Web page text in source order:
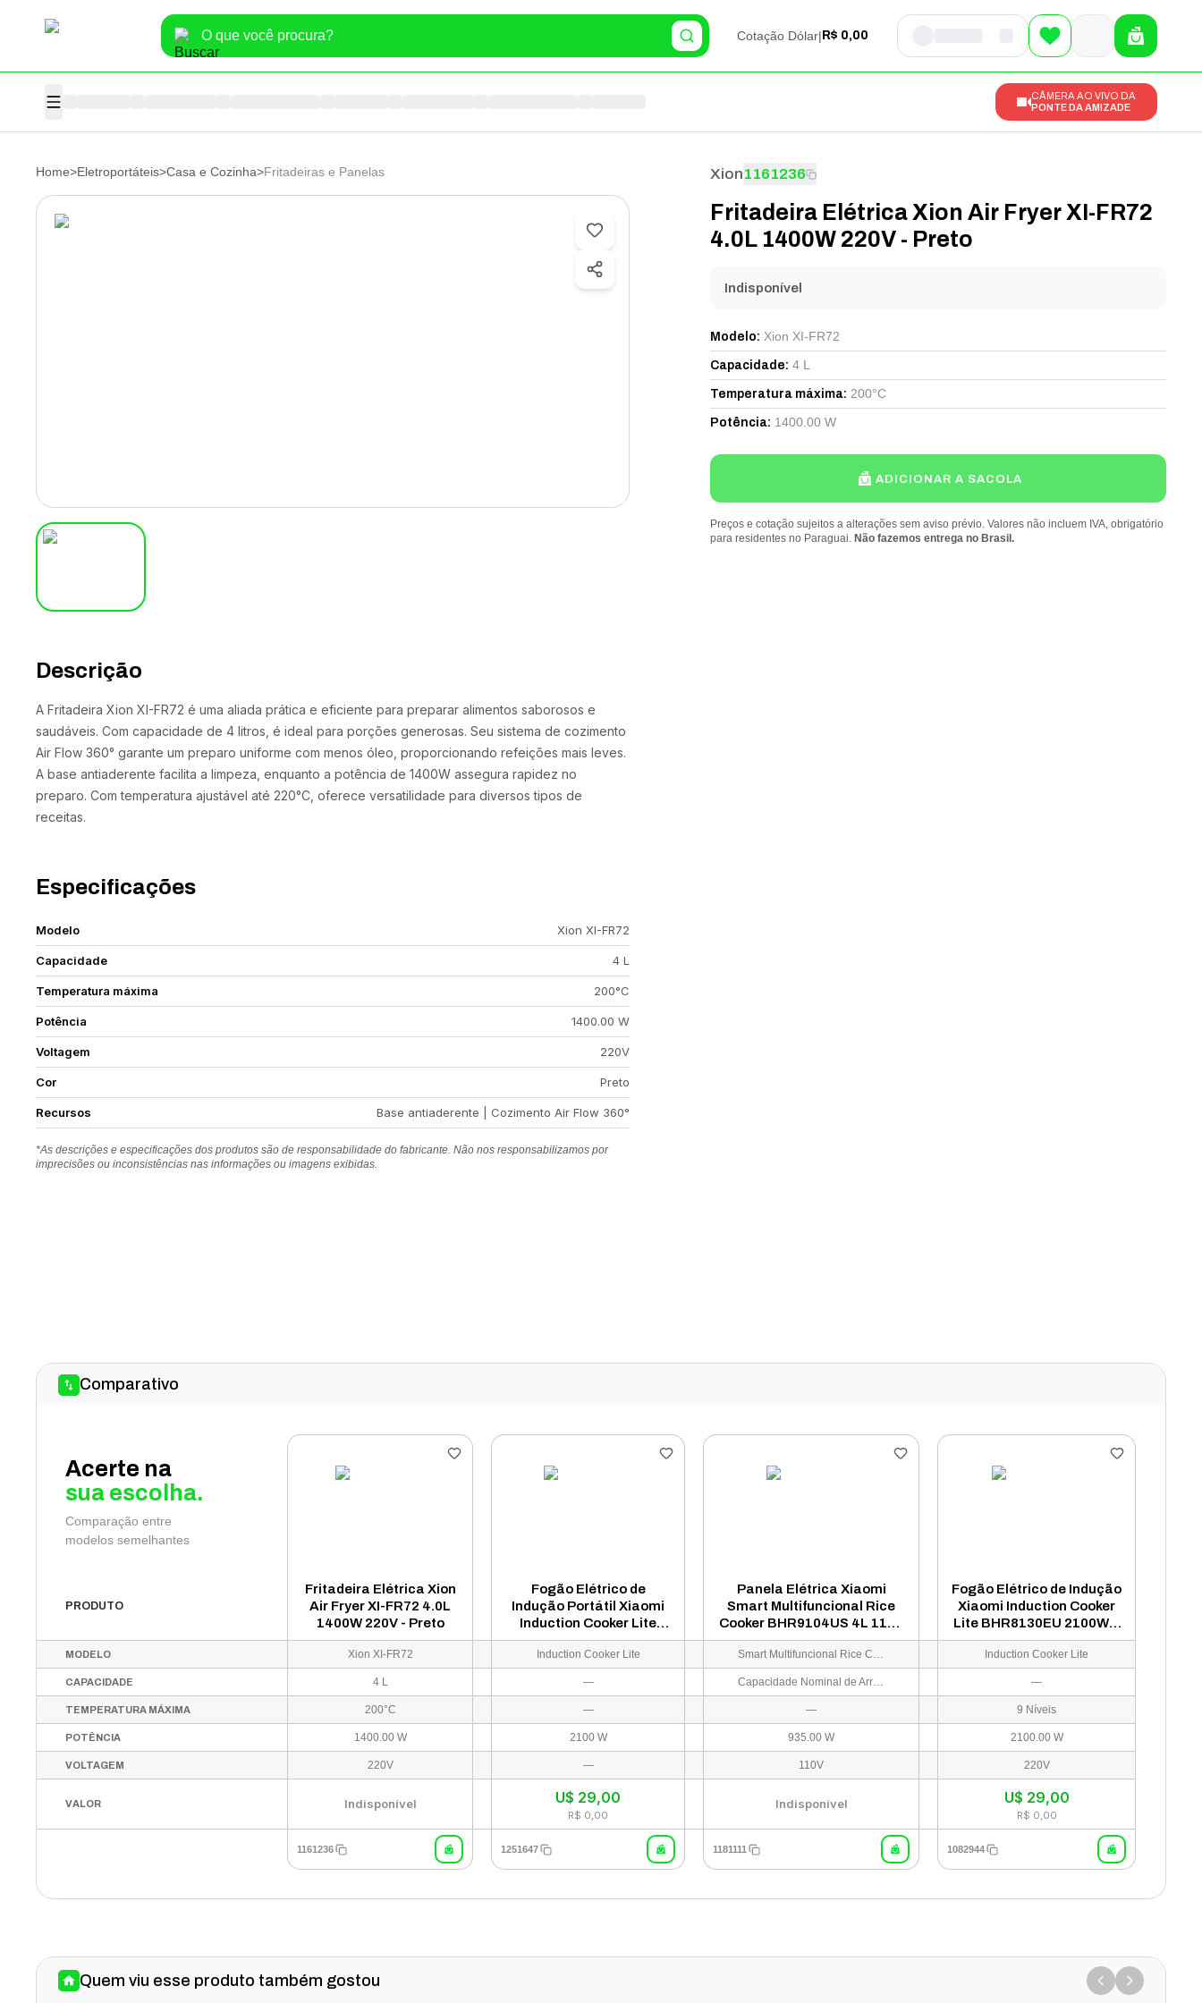
Cotação Dólar| R$ 0,00
CÂMERA AO VIVO DA
PONTE DA AMIZADE
Home>Eletroportáteis>Casa e Cozinha>Fritadeiras e Panelas
Descrição
A Fritadeira Xion XI-FR72 é uma aliada prática e eficiente para preparar alimentos saborosos e
saudáveis. Com capacidade de 4 litros, é ideal para porções generosas. Seu sistema de cozimento
Air Flow 360° garante um preparo uniforme com menos óleo, proporcionando refeições mais leves.
A base antiaderente facilita a limpeza, enquanto a potência de 1400W assegura rapidez no
preparo. Com temperatura ajustável até 220°C, oferece versatilidade para diversos tipos de
receitas.
Especificações
Modelo Xion XI-FR72
Capacidade 4 L
Temperatura máxima 200°C
Potência 1400.00 W
Voltagem 220V
Cor Preto
Recursos Base antiaderente | Cozimento Air Flow 360°
*As descrições e especificações dos produtos são de responsabilidade do fabricante. Não nos responsabilizamos por
imprecisões ou inconsistências nas informações ou imagens exibidas.
Xion1161236
Fritadeira Elétrica Xion Air Fryer XI-FR72
4.0L 1400W 220V - Preto
Indisponível
Modelo: Xion XI-FR72
Capacidade: 4 L
Temperatura máxima: 200°C
Potência: 1400.00 W
ADICIONAR A SACOLA
Preços e cotação sujeitos a alterações sem aviso prévio. Valores não incluem IVA, obrigatório
para residentes no Paraguai. Não fazemos entrega no Brasil.
Comparativo
Acerte na
sua escolha.
Comparação entre
modelos semelhantes
PRODUTO
Fritadeira Elétrica Xion
Air Fryer XI-FR72 4.0L
1400W 220V - Preto
Fogão Elétrico de
Indução Portátil Xiaomi
Induction Cooker Lite
BHR8134TW 110V -
Branco
Panela Elétrica Xiaomi
Smart Multifuncional Rice
Cooker BHR9104US 4L 110V
- Branco
Fogão Elétrico de Indução
Xiaomi Induction Cooker
Lite BHR8130EU 2100W 1
Boca - Branco
MODELO Xion XI-FR72 Induction Cooker Lite Smart Multifuncional Rice Cooker Induction Cooker Lite
CAPACIDADE 4 L — Capacidade Nominal de Arroz: 1.28 L | Capacidade Nominal de Água: 4L —
TEMPERATURA MÁXIMA 200°C — — 9 Níveis
POTÊNCIA 1400.00 W 2100 W 935.00 W 2100.00 W
VOLTAGEM 220V — 110V 220V
VALOR Indisponível U$ 29,00
R$ 0,00
Indisponível U$ 29,00
R$ 0,00
1161236 1251647 1181111 1082944
Quem viu esse produto também gostou